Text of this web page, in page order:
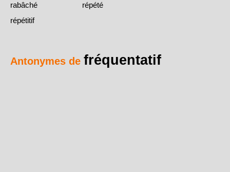
rabâché
répété
répétitif
Antonymes de fréquentatif